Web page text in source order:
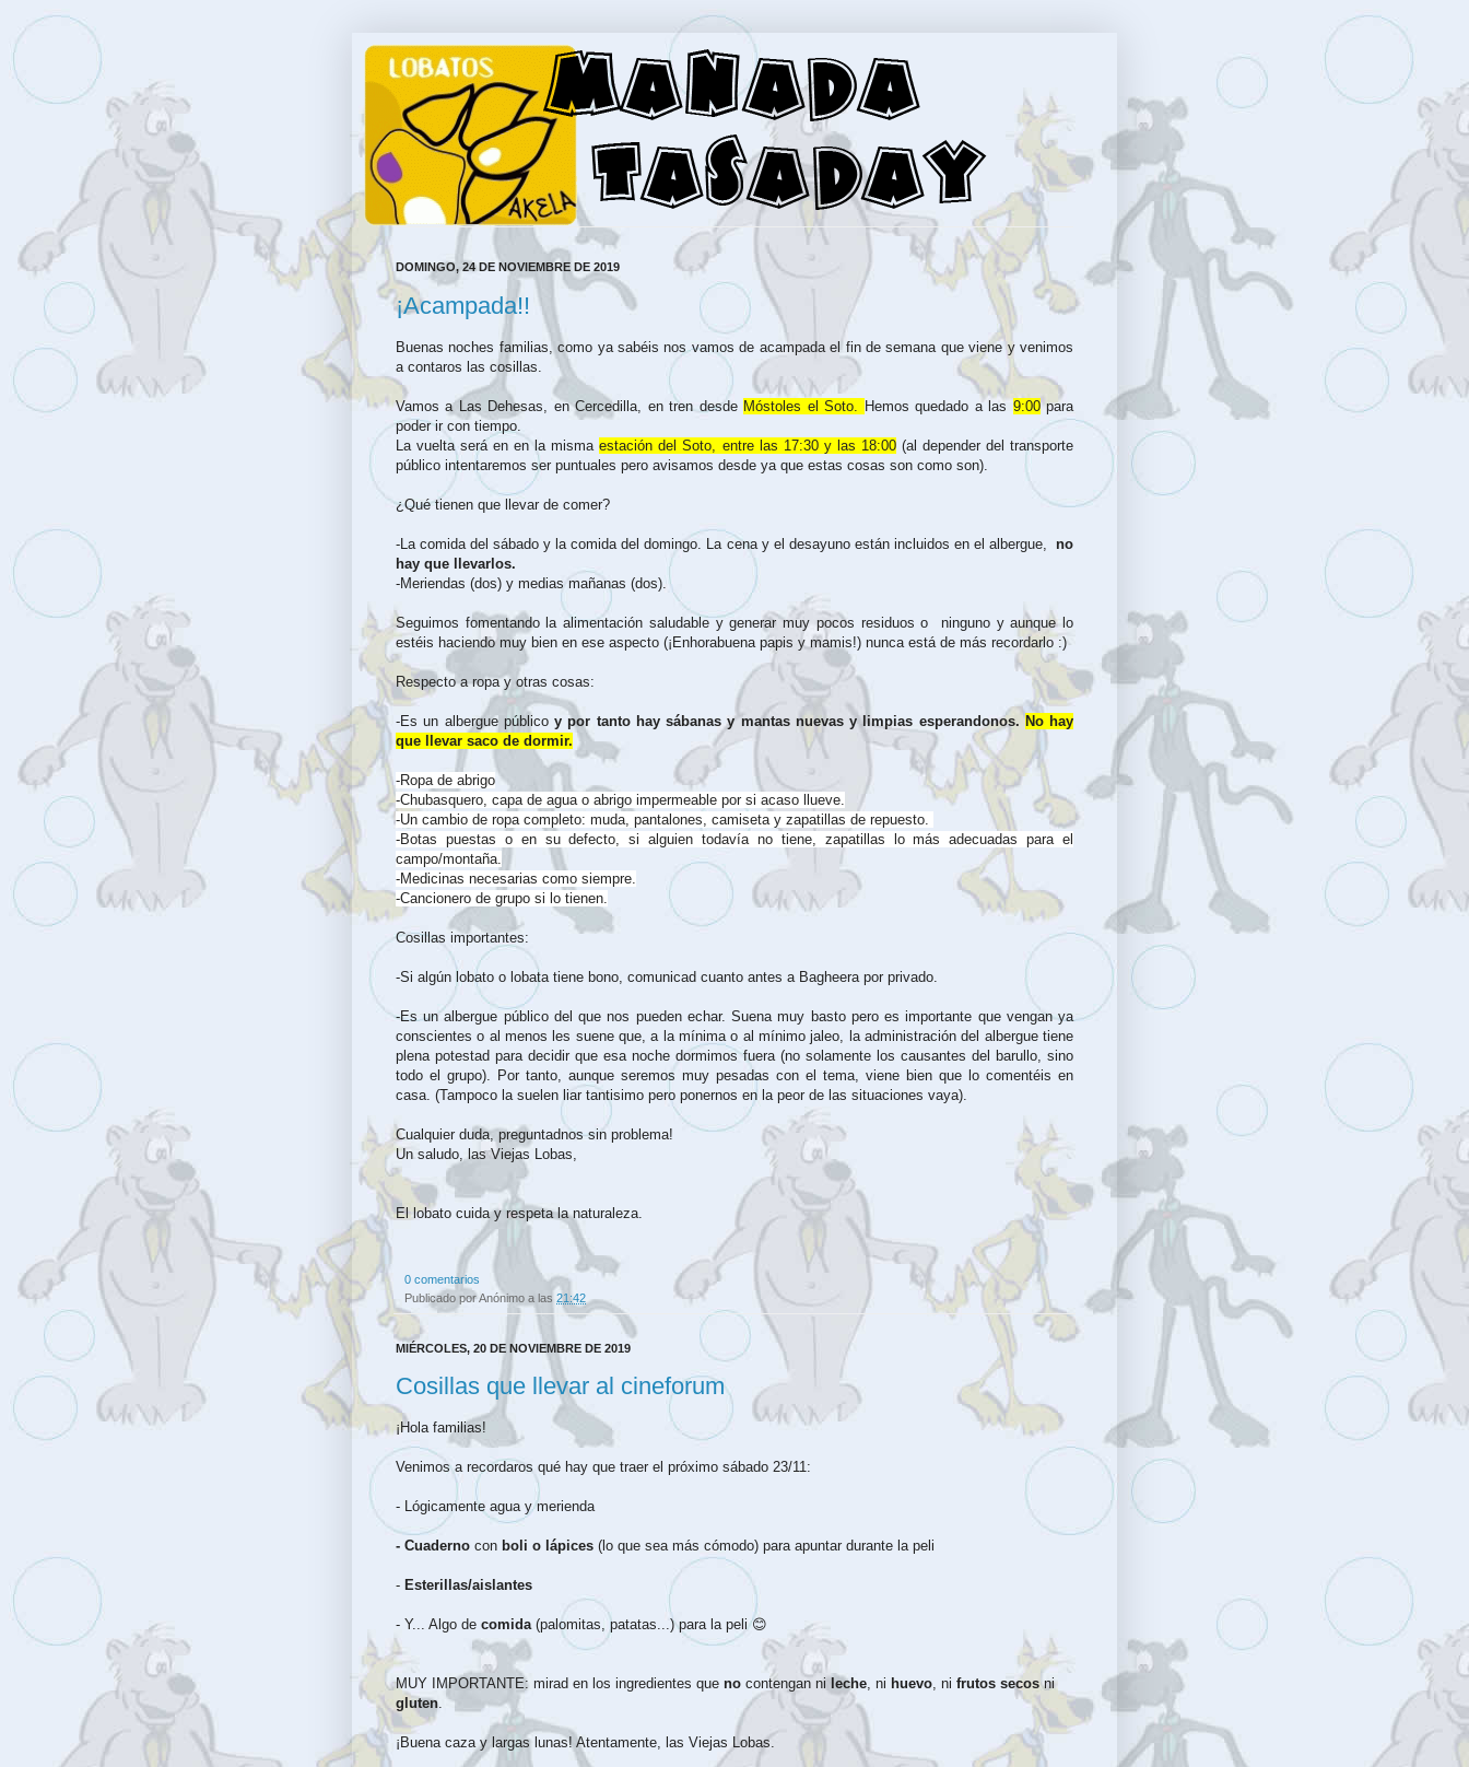
DOMINGO, 24 DE NOVIEMBRE DE 2019
¡Acampada!!
Buenas noches familias, como ya sabéis nos vamos de acampada el fin de semana que viene y venimos
a contaros las cosillas.
Vamos a Las Dehesas, en Cercedilla, en tren desde Móstoles el Soto. Hemos quedado a las 9:00para
poder ir con tiempo.
La vuelta será en en la mismaestación del Soto, entre las 17:30 y las 18:00(al depender del transporte
público intentaremos ser puntuales pero avisamos desde ya que estas cosas son como son).
¿Qué tienen que llevar de comer?
-La comida del sábado y la comida del domingo. La cena y el desayuno están incluidos en el albergue,
no
hay que llevarlos.
-Meriendas (dos) y medias mañanas (dos).
Seguimos fomentando la alimentación saludable y generar muy pocos residuos o ninguno y aunque lo
estéis haciendo muy bien en ese aspecto (¡Enhorabuena papis y mamis!) nunca está de más recordarlo :)
Respecto a ropa y otras cosas:
-Es un albergue público y por tanto hay sábanas y mantas nuevas y limpias esperandonos.No hay
que llevar saco de dormir.
-Ropa de abrigo
-Chubasquero, capa de agua o abrigo impermeable por si acaso llueve.
-Un cambio de ropa completo: muda, pantalones, camiseta y zapatillas de repuesto.
-Botas puestas o en su defecto, si alguien todavía no tiene, zapatillas lo más adecuadas para el
campo/montaña.
-Medicinas necesarias como siempre.
-Cancionero de grupo si lo tienen.
Cosillas importantes:
-Si algún lobato o lobata tiene bono, comunicad cuanto antes a Bagheera por privado.
-Es un albergue público del que nos pueden echar. Suena muy basto pero es importante que vengan ya
conscientes o al menos les suene que, a la mínima o al mínimo jaleo, la administración del albergue tiene
plena potestad para decidir que esa noche dormimos fuera (no solamente los causantes del barullo, sino
todo el grupo). Por tanto, aunque seremos muy pesadas con el tema, viene bien que lo comentéis en
casa. (Tampoco la suelen liar tantisimo pero ponernos en la peor de las situaciones vaya).
Cualquier duda, preguntadnos sin problema!
Un saludo, las Viejas Lobas,
El lobato cuida y respeta la naturaleza.
0 comentarios
Publicado porAnónimo a las 21:42
MIÉRCOLES, 20 DE NOVIEMBRE DE 2019
Cosillas que llevar al cineforum
¡Hola familias!
Venimos a recordaros qué hay que traer el próximo sábado 23/11:
- Lógicamente agua y merienda
- Cuaderno con boli o lápices (lo que sea más cómodo) para apuntar durante la peli
- Esterillas/aislantes
- Y... Algo de comida (palomitas, patatas...) para la peli 😊
MUY IMPORTANTE: mirad en los ingredientes que no contengan ni leche, ni huevo, ni frutos secosni
gluten.
¡Buena caza y largas lunas! Atentamente, las Viejas Lobas.